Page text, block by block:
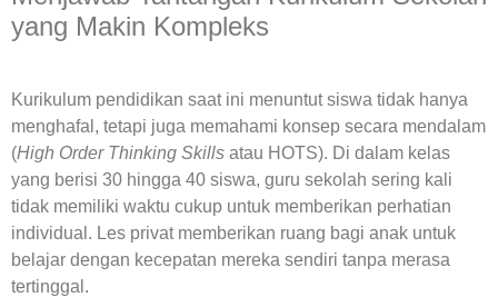
yang Makin Kompleks
Kurikulum pendidikan saat ini menuntut siswa tidak hanya
menghafal, tetapi juga memahami konsep secara mendalam
(High Order Thinking Skills atau HOTS). Di dalam kelas
yang berisi 30 hingga 40 siswa, guru sekolah sering kali
tidak memiliki waktu cukup untuk memberikan perhatian
individual. Les privat memberikan ruang bagi anak untuk
belajar dengan kecepatan mereka sendiri tanpa merasa
tertinggal.